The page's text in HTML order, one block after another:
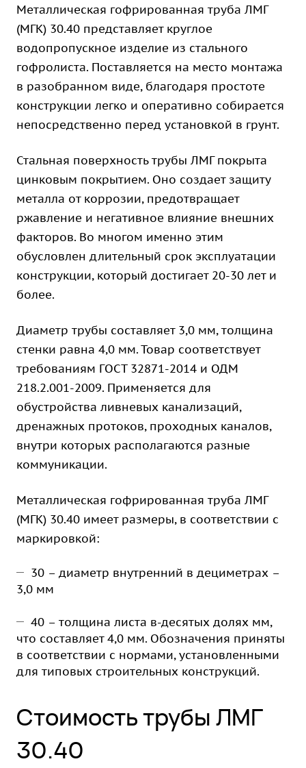
Металлическая гофрированная труба ЛМГ
(МГК) 30.40 представляет круглое
водопропускное изделие из стального
гофролиста. Поставляется на место монтажа
в разобранном виде, благодаря простоте
конструкции легко и оперативно собирается
непосредственно перед установкой в грунт.
Стальная поверхность трубы ЛМГ покрыта
цинковым покрытием. Оно создает защиту
металла от коррозии, предотвращает
ржавление и негативное влияние внешних
факторов. Во многом именно этим
обусловлен длительный срок эксплуатации
конструкции, который достигает 20-30 лет и
более.
Диаметр трубы составляет 3,0 мм, толщина
стенки равна 4,0 мм. Товар соответствует
требованиям ГОСТ 32871-2014 и ОДМ
218.2.001-2009. Применяется для
обустройства ливневых канализаций,
дренажных протоков, проходных каналов,
внутри которых располагаются разные
коммуникации.
Металлическая гофрированная труба ЛМГ
(МГК) 30.40 имеет размеры, в соответствии с
маркировкой:
30 – диаметр внутренний в дециметрах –
3,0 мм
40 – толщина листа в-десятых долях мм,
что составляет 4,0 мм. Обозначения приняты
в соответствии с нормами, установленными
для типовых строительных конструкций.
Стоимость трубы ЛМГ
30.40